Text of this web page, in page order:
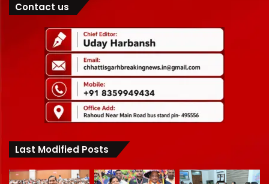
Contact us
Last Modified Posts